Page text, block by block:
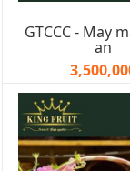
GTCCC - May
an